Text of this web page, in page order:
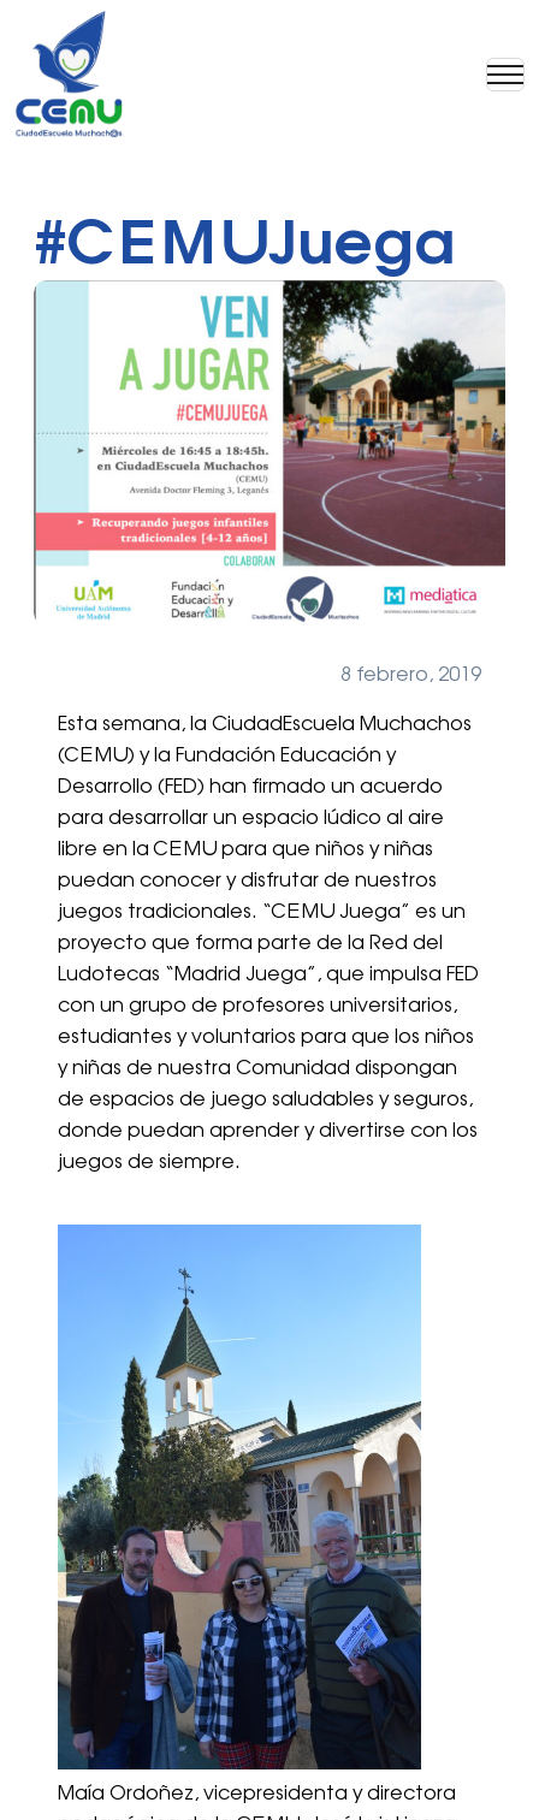
#CEMUJuega
8 febrero, 2019
Esta semana, la CiudadEscuela Muchachos
(CEMU) y la Fundación Educación y
Desarrollo (FED) han firmado un acuerdo
para desarrollar un espacio lúdico al aire
libre en la CEMU para que niños y niñas
puedan conocer y disfrutar de nuestros
juegos tradicionales. “CEMU Juega” es un
proyecto que forma parte de la Red del
Ludotecas “Madrid Juega”, que impulsa FED
con un grupo de profesores universitarios,
estudiantes y voluntarios para que los niños
y niñas de nuestra Comunidad dispongan
de espacios de juego saludables y seguros,
donde puedan aprender y divertirse con los
juegos de siempre.
Maía Ordoñez, vicepresidenta y directora